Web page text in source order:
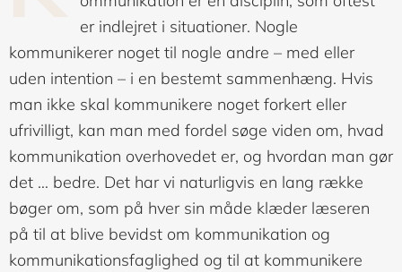
er indlejret i situationer. Nogle
kommunikerer noget til nogle andre – med eller
uden intention – i en bestemt sammenhæng. Hvis
man ikke skal kommunikere noget forkert eller
ufrivilligt, kan man med fordel søge viden om, hvad
kommunikation overhovedet er, og hvordan man gør
det … bedre. Det har vi naturligvis en lang række
bøger om, som på hver sin måde klæder læseren
på til at blive bevidst om kommunikation og
kommunikationsfaglighed og til at kommunikere